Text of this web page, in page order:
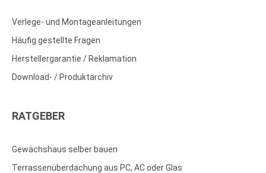
Verlege- und Montageanleitungen
Häufig gestellte Fragen
Herstellergarantie / Reklamation
Download- / Produktarchiv
RATGEBER
Gewächshaus selber bauen
Terrassenüberdachung aus PC, AC oder Glas